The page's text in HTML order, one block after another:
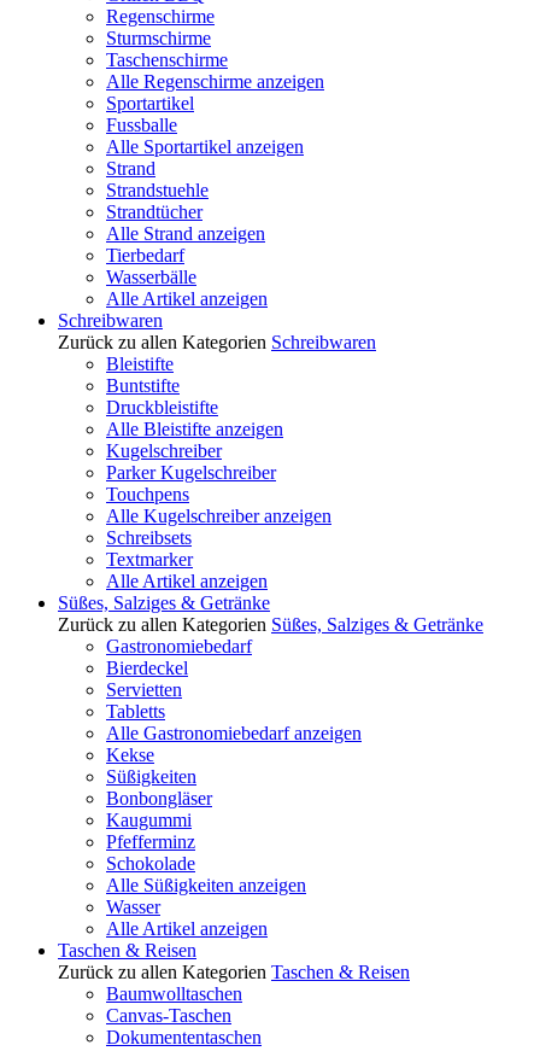
Regenschirme
Sturmschirme
Taschenschirme
Alle Regenschirme anzeigen
Sportartikel
Fussballe
Alle Sportartikel anzeigen
Strand
Strandstuehle
Strandtücher
Alle Strand anzeigen
Tierbedarf
Wasserbälle
Alle Artikel anzeigen
Schreibwaren
Zurück zu allen Kategorien Schreibwaren
Bleistifte
Buntstifte
Druckbleistifte
Alle Bleistifte anzeigen
Kugelschreiber
Parker Kugelschreiber
Touchpens
Alle Kugelschreiber anzeigen
Schreibsets
Textmarker
Alle Artikel anzeigen
Süßes, Salziges & Getränke
Zurück zu allen Kategorien Süßes, Salziges & Getränke
Gastronomiebedarf
Bierdeckel
Servietten
Tabletts
Alle Gastronomiebedarf anzeigen
Kekse
Süßigkeiten
Bonbongläser
Kaugummi
Pfefferminz
Schokolade
Alle Süßigkeiten anzeigen
Wasser
Alle Artikel anzeigen
Taschen & Reisen
Zurück zu allen Kategorien Taschen & Reisen
Baumwolltaschen
Canvas-Taschen
Dokumententaschen